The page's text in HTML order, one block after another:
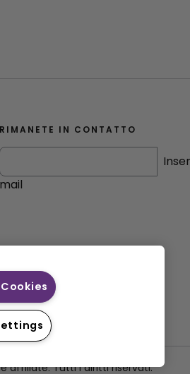
RIMANETE IN CONTATTO
mail
affiliate. Tutti i diritti riservati.